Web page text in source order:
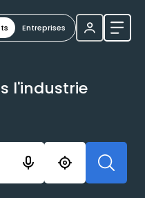
Entreprises
l'industrie
l’enregistrement.